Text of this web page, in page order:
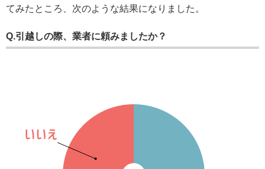
てみたところ、次のような結果になりました。
Q.引越しの際、業者に頼みましたか？